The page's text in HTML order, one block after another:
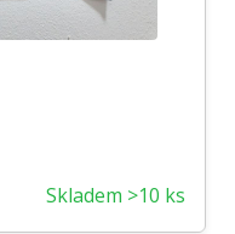
Skladem >10 ks